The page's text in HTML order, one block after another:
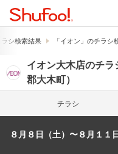
シ検索結果 「イオン」のチラシ
イオン大木店のチ
郡大木町）
チラシ
８月８日（土）〜８月１１